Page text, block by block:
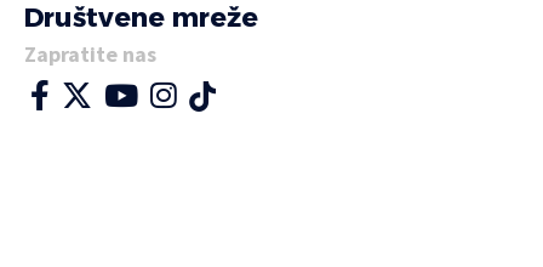
Društvene mreže
Zapratite nas